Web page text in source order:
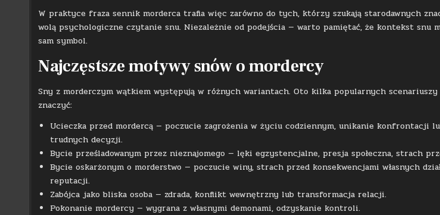
W praktyce fraza sennik morderca trafia więc zarówno do tych, którzy szukają starodawnych
wolą psychologiczne czytanie snu. Niezależnie od podejścia — warto pamiętać, że kontekst snu
sam symbol.
Najczęstsze motywy snów o mordercy
Sny z morderczym wątkiem występują w różnych wariantach. Oto kilka popularnych
znaczyć:
Ucieczka przed mordercą — poczucie zagrożenia w życiu codziennym, unikanie konfrontacji
trudnych decyzji.
Bycie prześladowanym przez nieznajomego — lęki egzystencjalne, presja społeczna, strach
Bycie oskarżonym o morderstwo — poczucie winy, strach przed konsekwencjami własnych
reputacji.
Zabójca jako bliska osoba — zdrada, konflikt wewnętrzny lub transformacja relacji.
Pokonanie mordercy — wygrana z własnymi demonami, odzyskanie kontroli.